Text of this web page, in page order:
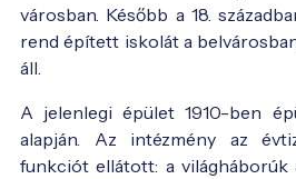
városban. Később a 18.
rend épített iskolát a
áll.
A jelenlegi épület 1910-ben
alapján. Az intézmény az
funkciót ellátott: a világháborúk